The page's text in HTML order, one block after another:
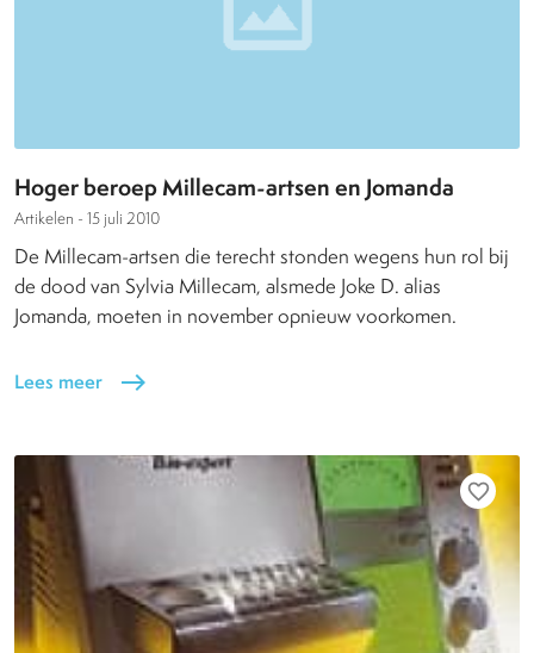
Hoger beroep Millecam-artsen en Jomanda
Artikelen - 15 juli 2010
De Millecam-artsen die terecht stonden wegens hun rol bij
de dood van Sylvia Millecam, alsmede Joke D. alias
Jomanda, moeten in november opnieuw voorkomen.
Lees meer east
favorite_border